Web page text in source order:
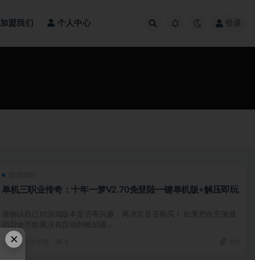
加盟我们 个人中心 登录
单机三职业传奇：十年一梦V2.70免登陆一键单机版+解压即玩
请确认自己对游戏版本是否有兴趣，再决定是否购买！ 如果您在充值成
功后金币如果没有自动到账的请...
×